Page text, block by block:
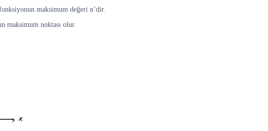
maksimum değeri n’dir.
maksimum noktası olur.